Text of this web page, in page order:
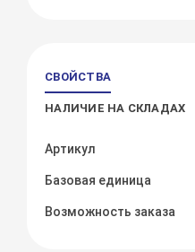
СВОЙСТВА
НАЛИЧИЕ НА СКЛАДАХ
Артикул
Базовая единица
Возможность заказа